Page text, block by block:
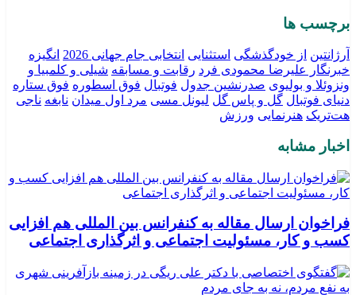
برچسب ها
آرژانتین از خودگذشگی‌ استثنایی انتخابی جام جهانی 2026
انگیزه
خبرنگار علیرضا محمودی فرد رقابت و مسابقه شیلی و کلمبیا و
ونزوئلا و بولیوی صدرنشین جدول فوتبال فوق اسطوره فوق ستاره
دنیای فوتبال گل و پاس گل لیونل مسی مرد اول میدان نابغه ناجی
هت‌تریک هنرنمایی ورزش
اخبار مشابه
فراخوان ارسال مقاله به کنفرانس بین المللی هم افزایی
کسب و کار، مسئولیت اجتماعی و اثرگذاری اجتماعی